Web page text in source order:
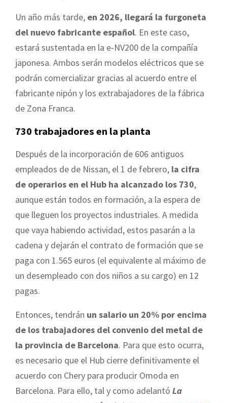
Un año más tarde, en 2026, llegará la furgoneta
del nuevo fabricante español. En este caso,
estará sustentada en la e-NV200 de la compañía
japonesa. Ambos serán modelos eléctricos que se
podrán comercializar gracias al acuerdo entre el
fabricante nipón y los extrabajadores de la fábrica
de Zona Franca.
730 trabajadores en la planta
Después de la incorporación de 606 antiguos
empleados de de Nissan, el 1 de febrero, la cifra
de operarios en el Hub ha alcanzado los 730,
aunque están todos en formación, a la espera de
que lleguen los proyectos industriales. A medida
que vaya habiendo actividad, estos pasarán a la
cadena y dejarán el contrato de formación que se
paga con 1.565 euros (el equivalente al máximo de
un desempleado con dos niños a su cargo) en 12
pagas.
Entonces, tendrán un salario un 20% por encima
de los trabajadores del convenio del metal de
la provincia de Barcelona. Para que esto ocurra,
es necesario que el Hub cierre definitivamente el
acuerdo con Chery para producir Omoda en
Barcelona. Para ello, tal y como adelantó La